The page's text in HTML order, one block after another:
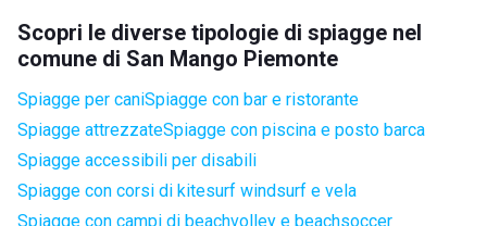
Scopri le diverse tipologie di spiagge nel
comune di San Mango Piemonte
Spiagge per caniSpiagge con bar e ristorante
Spiagge attrezzateSpiagge con piscina e posto barca
Spiagge accessibili per disabili
Spiagge con corsi di kitesurf windsurf e vela
Spiagge con campi di beachvolley e beachsoccer